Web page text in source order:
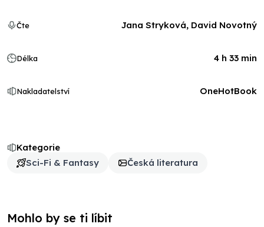
Kategorie
Sci-Fi & Fantasy
Česká literatura
Čte Jana Stryková, David Novotný
Délka 4 h 33 min
Nakladatelství OneHotBook
Mohlo by se ti líbit